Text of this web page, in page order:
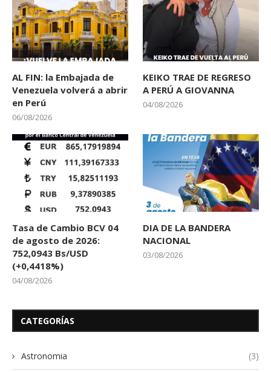
AL FIN: la Embajada de
Venezuela volverá a abrir
en Perú
06/08/2026
KEIKO TRAE DE REGRESO
A PERÚ A GIOVANNA
04/08/2026
Tasa de Cambio BCV 04
de agosto de 2026:
752,0943 Bs/USD
(+0,4418%)
04/08/2026
DIA DE LA BANDERA
NACIONAL
03/08/2026
CATEGORÍAS
Astronomia (3)